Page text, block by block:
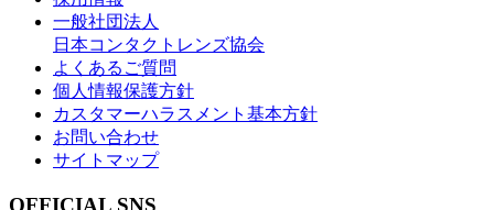
一般社団法人
日本コンタクトレンズ協会
よくあるご質問
個人情報保護方針
カスタマーハラスメント基本方針
お問い合わせ
サイトマップ
OFFICIAL SNS